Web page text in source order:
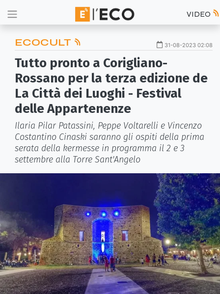
VIDEO
ECOCULT 31-08-2023 02:08
Tutto pronto a Corigliano-
Rossano per la terza edizione de
La Città dei Luoghi - Festival
delle Appartenenze
Ilaria Pilar Patassini, Peppe Voltarelli e Vincenzo
Costantino Cinaski saranno gli ospiti della prima
serata della kermesse in programma il 2 e 3
settembre alla Torre Sant'Angelo